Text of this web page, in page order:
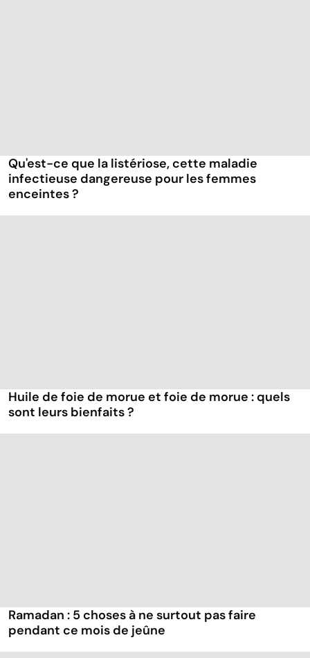
Qu'est-ce que la listériose, cette maladie
infectieuse dangereuse pour les femmes
enceintes ?
Huile de foie de morue et foie de morue : quels
sont leurs bienfaits ?
Ramadan : 5 choses à ne surtout pas faire
pendant ce mois de jeûne